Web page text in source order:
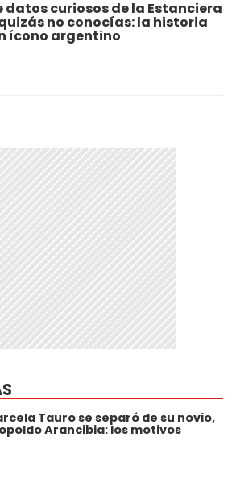
datos curiosos de la Estanciera
no conocías: la historia
ícono argentino
Tauro se separó de su novio,
Arancibia: los motivos